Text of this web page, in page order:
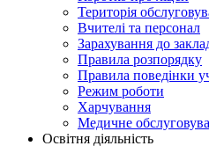
Територія
Вчителі та персонал
Зарахування до
Правила розпорядку
Правила поведінки
Режим роботи
Харчування
Медичне
Освітня діяльність